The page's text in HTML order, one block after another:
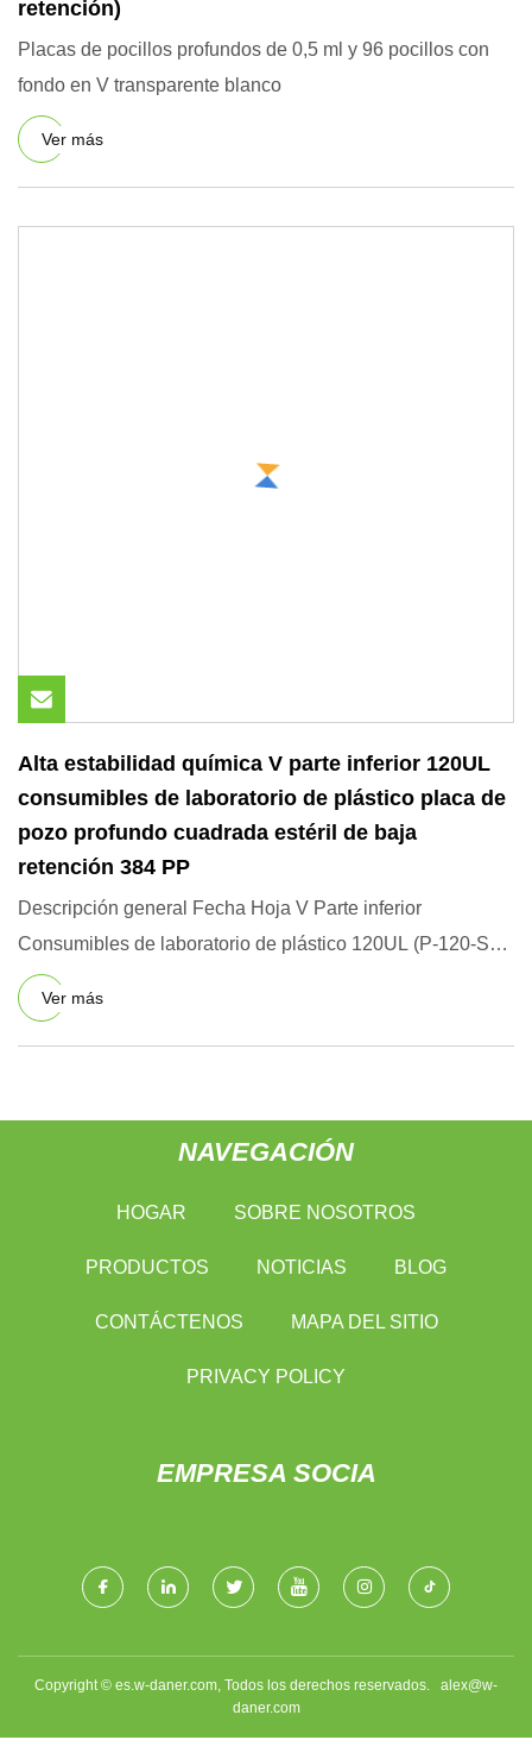
retención)
Placas de pocillos profundos de 0,5 ml y 96 pocillos con
fondo en V transparente blanco
Ver más
Alta estabilidad química V parte inferior 120UL
consumibles de laboratorio de plástico placa de
pozo profundo cuadrada estéril de baja
retención 384 PP
Descripción general Fecha Hoja V Parte inferior
Consumibles de laboratorio de plástico 120UL (P-120-Sq-
384) Placa de poz
Ver más
NAVEGACIÓN
HOGAR SOBRE NOSOTROS
PRODUCTOS NOTICIAS BLOG
CONTÁCTENOS MAPA DEL SITIO
PRIVACY POLICY
EMPRESA SOCIA
Copyright © es.w-daner.com, Todos los derechos reservados. alex@w-
daner.com